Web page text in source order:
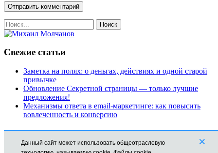
Свежие статьи
Заметка на полях: о деньгах, действиях и одной старой
привычке
Обновление Секретной страницы — только лучшие
предложения!
Механизмы ответа в email-маркетинге: как повысить
вовлеченность и конверсию
Рубрики
Данный сайт может использовать общеотраслевую
×